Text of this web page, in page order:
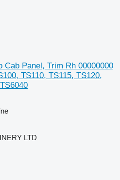
Cab Panel, Trim Rh 00000000
TS110, TS115, TS120,
LTD